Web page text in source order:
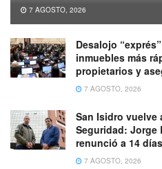
7 AGOSTO, 2026
Desalojo
inmuebles más
propietarios y
7 AGOSTO, 2026
San Isidro vuelve
Seguridad: Jorge
renunció a 14
7 AGOSTO, 2026